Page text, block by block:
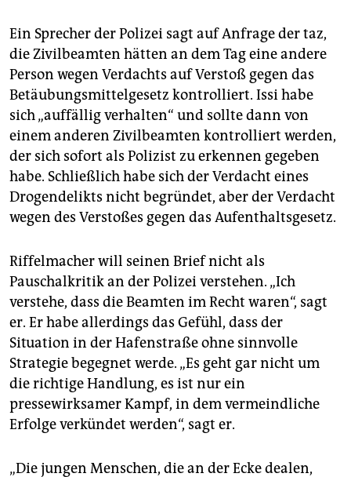
Ein Sprecher der Polizei sagt auf Anfrage der taz,
die Zivilbeamten hätten an dem Tag eine andere
Person wegen Verdachts auf Verstoß gegen das
Betäubungsmittelgesetz kontrolliert. Issi habe
sich „auffällig verhalten“ und sollte dann von
einem anderen Zivilbeamten kontrolliert werden,
der sich sofort als Polizist zu erkennen gegeben
habe. Schließlich habe sich der Verdacht eines
Drogendelikts nicht begründet, aber der Verdacht
wegen des Verstoßes gegen das Aufenthaltsgesetz.
Riffelmacher will seinen Brief nicht als
Pauschalkritik an der Polizei verstehen. „Ich
verstehe, dass die Beamten im Recht waren“, sagt
er. Er habe allerdings das Gefühl, dass der
Situation in der Hafenstraße ohne sinnvolle
Strategie begegnet werde. „Es geht gar nicht um
die richtige Handlung, es ist nur ein
pressewirksamer Kampf, in dem vermeindliche
Erfolge verkündet werden“, sagt er.
„Die jungen Menschen, die an der Ecke dealen,